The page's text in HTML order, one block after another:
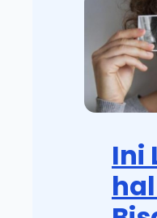
Ini